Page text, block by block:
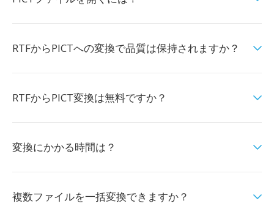
RTFからPICTへの変換で品質は保持されますか？
RTFからPICT変換は無料ですか？
変換にかかる時間は？
複数ファイルを一括変換できますか？